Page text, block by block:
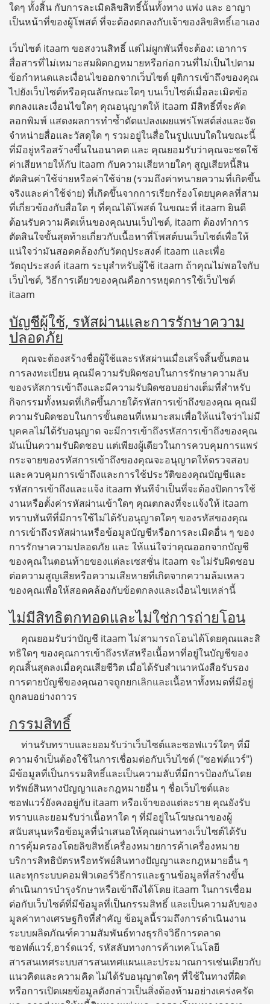
ใดๆ ทั้งสิ้น กับการละเมิดลิขสิทธิ์นั้นทั้งทาง แพ่ง และ อาญา
เป็นหน้าที่ของผู้โพสต์ ที่จะต้องตกลงกับเจ้าของลิขสิทธิ์เอาเอง
เว็บไซต์ itaam ขอสงวนสิทธิ์ แต่ไม่ผูกพันที่จะต้อง: เอาการ
สื่อสารที่ไม่เหมาะสมผิดกฎหมายหรือก่อกวนที่ไม่เป็นไปตาม
ข้อกำหนดและเงื่อนไขออกจากเว็บไซต์ ยุติการเข้าถึงของคุณ
ไปยังเว็บไซต์หรือคุณลักษณะใดๆ บนเว็บไซต์เมื่อละเมิดข้อ
ตกลงและเงื่อนไขใดๆ คุณอนุญาตให้ itaam มีสิทธิ์ที่จะคัด
ลอกพิมพ์ แสดงผลการทำซ้ำดัดแปลงเผยแพร่โพสต์ส่งและจัด
จำหน่ายสื่อและวัสดุใด ๆ รวมอยู่ในสื่อในรูปแบบใดในขณะนี้
ที่มีอยู่หรือสร้างขึ้นในอนาคต และ คุณยอมรับว่าคุณจะชดใช้
ค่าเสียหายให้กับ itaam กับความเสียหายใดๆ สูญเสียหนี้สิน
ตัดสินค่าใช้จ่ายหรือค่าใช้จ่าย (รวมถึงค่าทนายความที่เกิดขึ้น
จริงและค่าใช้จ่าย) ที่เกิดขึ้นจากการเรียกร้องโดยบุคคลที่สาม
ที่เกี่ยวข้องกับสื่อใด ๆ ที่คุณได้โพสต์ ในขณะที่ itaam ยินดี
ต้อนรับความคิดเห็นของคุณบนเว็บไซต์, itaam ต้องทำการ
ตัดสินใจขั้นสุดท้ายเกี่ยวกับเนื้อหาที่โพสต์บนเว็บไซต์เพื่อให้
แน่ใจว่ามันสอดคล้องกับวัตถุประสงค์ itaam และเพื่อ
วัตถุประสงค์ itaam ระบุสำหรับผู้ใช้ itaam ถ้าคุณไม่พอใจกับ
เว็บไซต์, วิธีการเดียวของคุณคือการหยุดการใช้เว็บไซต์
itaam
บัญชีผู้ใช้, รหัสผ่านและการรักษาความ
ปลอดภัย
คุณจะต้องสร้างชื่อผู้ใช้และรหัสผ่านเมื่อเสร็จสิ้นขั้นตอน
การลงทะเบียน คุณมีความรับผิดชอบในการรักษาความลับ
ของรหัสการเข้าถึงและมีความรับผิดชอบอย่างเต็มที่สำหรับ
กิจกรรมทั้งหมดที่เกิดขึ้นภายใต้รหัสการเข้าถึงของคุณ คุณมี
ความรับผิดชอบในการขั้นตอนที่เหมาะสมเพื่อให้แน่ใจว่าไม่มี
บุคคลไม่ได้รับอนุญาต จะมีการเข้าถึงรหัสการเข้าถึงของคุณ
มันเป็นความรับผิดชอบ แต่เพียงผู้เดียวในการควบคุมการแพร่
กระจายของรหัสการเข้าถึงของคุณจะอนุญาตให้ตรวจสอบ
และควบคุมการเข้าถึงและการใช้ประวัติของคุณบัญชีและ
รหัสการเข้าถึงและแจ้ง itaam ทันทีจำเป็นที่จะต้องปิดการใช้
งานหรือตั้งค่ารหัสผ่านเข้าใดๆ คุณตกลงที่จะแจ้งให้ itaam
ทราบทันทีที่มีการใช้ไม่ได้รับอนุญาตใดๆ ของรหัสของคุณ
การเข้าถึงรหัสผ่านหรือข้อมูลบัญชีหรือการละเมิดอื่น ๆ ของ
การรักษาความปลอดภัย และ ให้แน่ใจว่าคุณออกจากบัญชี
ของคุณในตอนท้ายของแต่ละเซสชั่น itaam จะไม่รับผิดชอบ
ต่อความสูญเสียหรือความเสียหายที่เกิดจากความล้มเหลว
ของคุณเพื่อให้สอดคล้องกับข้อตกลงและเงื่อนไขเหล่านี้
ไม่มีสิทธิตกทอดและไม่ใช่การถ่ายโอน
คุณยอมรับว่าบัญชี itaam ไม่สามารถโอนได้โดยคุณและสิ
ทธิใดๆ ของคุณการเข้าถึงรหัสหรือเนื้อหาที่อยู่ในบัญชีของ
คุณสิ้นสุดลงเมื่อคุณเสียชีวิต เมื่อได้รับสำเนาหนังสือรับรอง
การตายบัญชีของคุณอาจถูกยกเลิกและเนื้อหาทั้งหมดที่มีอยู่
ถูกลบอย่างถาวร
กรรมสิทธิ์
ท่านรับทราบและยอมรับว่าเว็บไซต์และซอฟแวร์ใดๆ ที่มี
ความจำเป็นต้องใช้ในการเชื่อมต่อกับเว็บไซต์ ("ซอฟต์แวร์")
มีข้อมูลที่เป็นกรรมสิทธิ์และเป็นความลับที่มีการป้องกันโดย
ทรัพย์สินทางปัญญาและกฎหมายอื่น ๆ ชื่อเว็บไซต์และ
ซอฟแวร์ยังคงอยู่กับ itaam หรือเจ้าของแต่ละราย คุณยังรับ
ทราบและยอมรับว่าเนื้อหาใด ๆ ที่มีอยู่ในโฆษณาของผู้
สนับสนุนหรือข้อมูลที่นำเสนอให้คุณผ่านทางเว็บไซต์ได้รับ
การคุ้มครองโดยลิขสิทธิ์เครื่องหมายการค้าเครื่องหมาย
บริการสิทธิบัตรหรือทรัพย์สินทางปัญญาและกฎหมายอื่น ๆ
และทุกระบบคอมพิวเตอร์วิธีการและฐานข้อมูลที่สร้างขึ้น
ดำเนินการบำรุงรักษาหรือเข้าถึงได้โดย itaam ในการเชื่อม
ต่อกับเว็บไซต์ที่มีข้อมูลที่เป็นกรรมสิทธิ์ และเป็นความลับของ
มูลค่าทางเศรษฐกิจที่สำคัญ ข้อมูลนี้รวมถึงการดำเนินงาน
ระบบผลิตภัณฑ์ความสัมพันธ์ทางธุรกิจวิธีการตลาด
ซอฟต์แวร์,ฮาร์ดแวร์, รหัสลับทางการค้าเทคโนโลยี
สารสนเทศระบบสารสนเทศแผนและประมาณการเช่นเดียวกับ
แนวคิดและความคิด ไม่ได้รับอนุญาตใดๆ ที่ใช้ในทางที่ผิด
หรือการเปิดเผยข้อมูลดังกล่าวเป็นสิ่งต้องห้ามอย่างเคร่งครัด